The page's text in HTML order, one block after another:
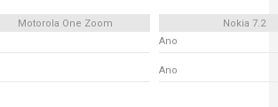
Motorola One Zoom
Nokia 7.2
Ano
Ano